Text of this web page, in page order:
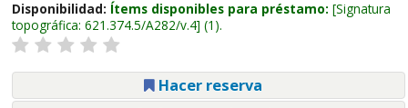
Disponibilidad: Ítems disponibles para préstamo: Signatura
topográfica: 621.374.5/A282/v.4 (1).
Hacer reserva